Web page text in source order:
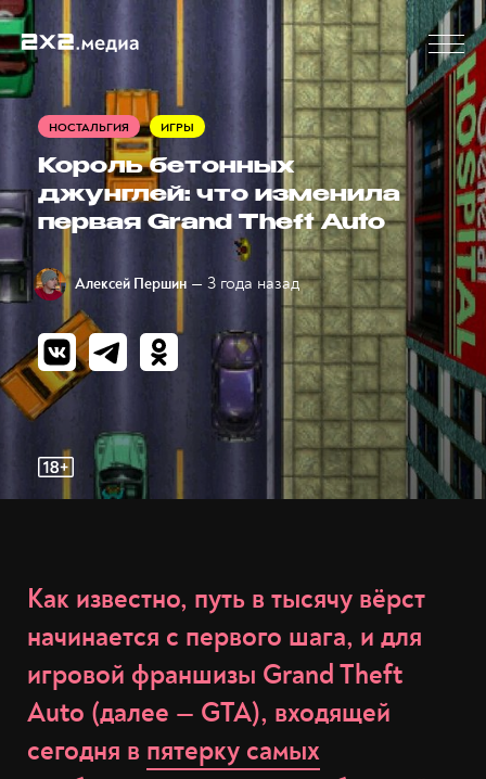
НОСТАЛЬГИЯ ИГРЫ
Король бетонных
джунглей: что изменила
первая Grand Theft Auto
Алексей Першин — 3 года назад
Как известно, путь в тысячу вёрст
начинается с первого шага, и для
игровой франшизы Grand Theft
Auto (далее — GTA), входящей
сегодня в пятерку самых